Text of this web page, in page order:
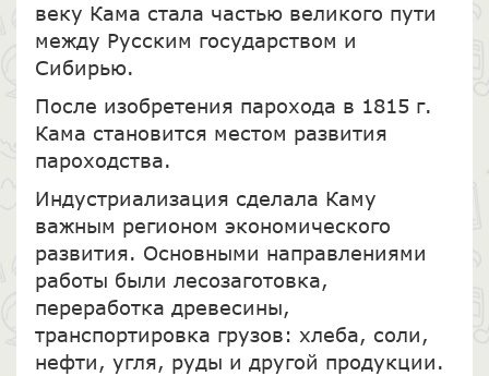
веку Кама стала частью великого пути
между Русским государством и
Сибирью.
После изобретения парохода в 1815 г.
Кама становится местом развития
пароходства.
Индустриализация сделала Каму
важным регионом экономического
развития. Основными направлениями
работы были лесозаготовка,
переработка древесины,
транспортировка грузов: хлеба, соли,
нефти, угля, руды и другой продукции.